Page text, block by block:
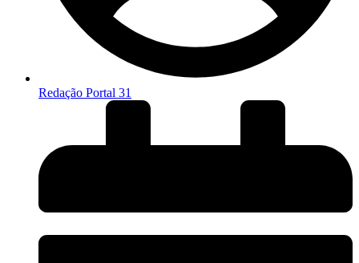
Redação Portal 31